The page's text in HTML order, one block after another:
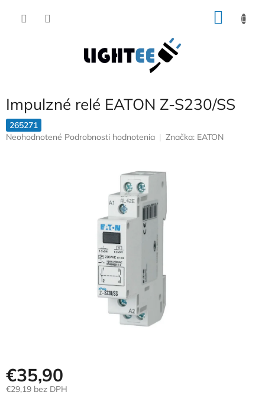
Impulzné relé EATON Z-S230/SS
265271
Priemerné
Neohodnotené Podrobnosti hodnotenia Značka: EATON
€35,90
€29,19 bez DPH